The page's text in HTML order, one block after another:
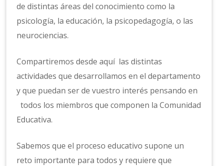
de distintas áreas del conocimiento como la
psicología, la educación, la psicopedagogía, o las
neurociencias.
Compartiremos desde aquí las distintas
actividades que desarrollamos en el departamento
y que puedan ser de vuestro interés pensando en
todos los miembros que componen la Comunidad
Educativa.
Sabemos que el proceso educativo supone un
reto importante para todos y requiere que